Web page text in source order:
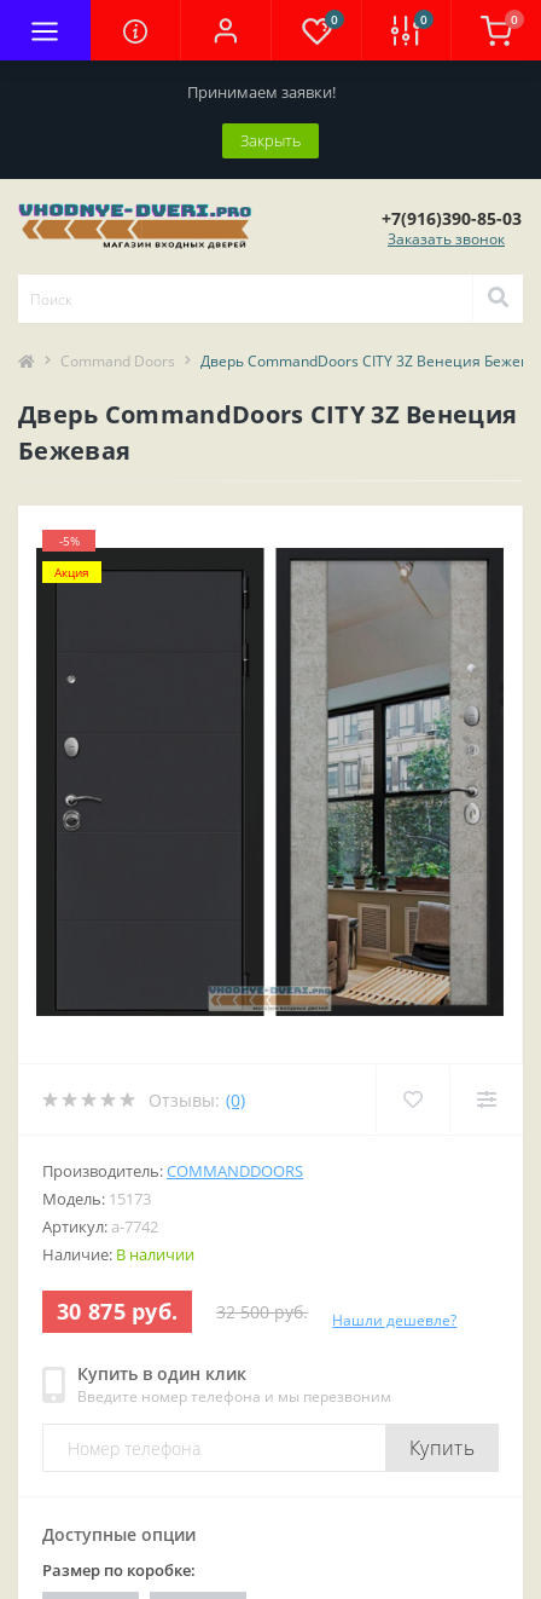
Принимаем заявки!
Закрыть
0 0 0
+7(916)390-85-03
Заказать звонок
Command Doors Дверь CommandDoors CITY 3Z Венеция
Дверь CommandDoors CITY 3Z Венеция
Бежевая
-5%
Акция
Отзывы: (0)
Производитель:COMMANDDOORS
Модель: 15173
Артикул: a-7742
Наличие: В наличии
30 875 руб. 32 500 руб. Нашли дешевле?
Купить в один клик
Введите номер телефона и мы перезвоним
Купить
Доступные опции
Размер по коробке: